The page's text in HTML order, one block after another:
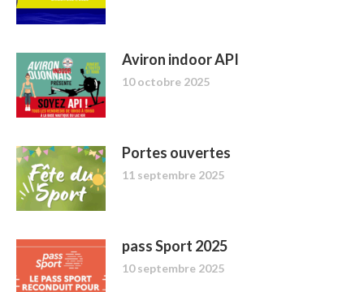
Aviron indoor API
10 octobre 2025
Portes ouvertes
11 septembre 2025
pass Sport 2025
10 septembre 2025